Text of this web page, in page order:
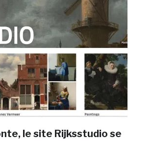
le site Rijksstudio se